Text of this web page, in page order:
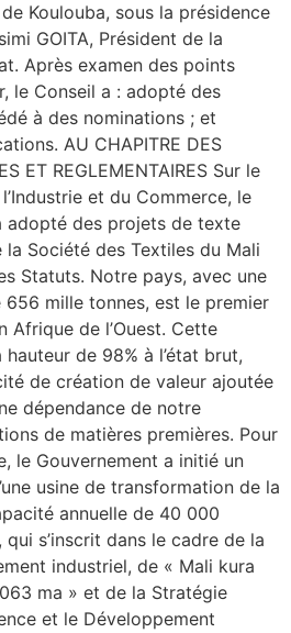
Koulouba, sous la présidence
GOITA, Président de la
Après examen des points
le Conseil a : adopté des
à des nominations ; et
AU CHAPITRE DES
ET REGLEMENTAIRES Sur le
et du Commerce, le
adopté des projets de texte
Société des Textiles du Mali
Statuts. Notre pays, avec une
mille tonnes, est le premier
de l’Ouest. Cette
de 98% à l’état brut,
de création de valeur ajoutée
dépendance de notre
de matières premières. Pour
le Gouvernement a initié un
usine de transformation de la
annuelle de 40 000
s’inscrit dans le cadre de la
industriel, de « Mali kura
ma » et de la Stratégie
et le Développement